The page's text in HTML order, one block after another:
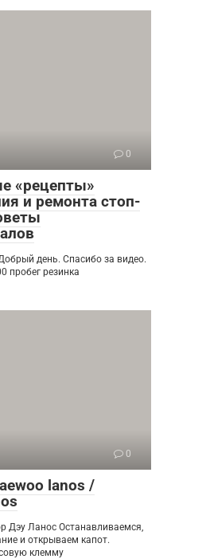
0
«рецепты»
и ремонта стоп-
день. Спасибо за видео.
пробег резинка
0
lanos /
Дэу Ланос Останавливаемся,
и открываем капот.
клемму